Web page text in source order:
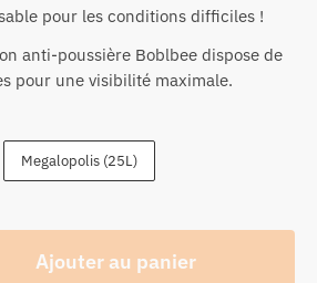
pour les conditions difficiles !
anti-poussière Boblbee dispose de
pour une visibilité maximale.
Megalopolis (25L)
Ajouter au panier